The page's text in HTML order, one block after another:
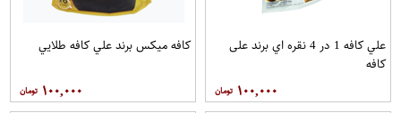
علي کافه 1 در 4 نقره اي برند علی
کافه
۱۰۰,۰۰۰
کافه میکس برند علي کافه طلايي
۱۰۰,۰۰۰